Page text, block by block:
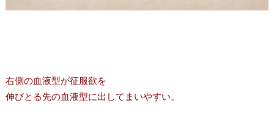
右側の血液型が征服欲を
伸びとる先の血液型に出してまいやすい。